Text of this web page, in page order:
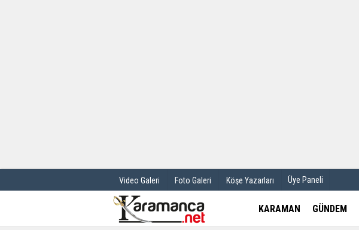
Video Galeri Foto Galeri Köşe Yazarları Üye Paneli
KARAMAN GÜNDEM